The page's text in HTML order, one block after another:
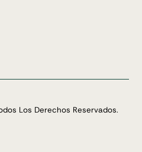
Los Derechos Reservados.